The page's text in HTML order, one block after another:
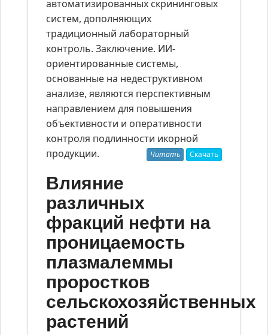
автоматизированных скрининговых
систем, дополняющих
традиционный лабораторный
контроль. Заключение. ИИ-
ориентированные системы,
основанные на недеструктивном
анализе, являются перспективным
направлением для повышения
объективности и оперативности
контроля подлинности икорной
продукции.
Читать Скачать
Влияние
различных
фракций нефти на
проницаемость
плазмалеммы
проростков
сельскохозяйственных
растений